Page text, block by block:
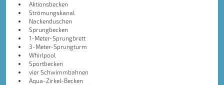
Aktionsbecken
Strömungskanal
Nackenduschen
Sprungbecken
1-Meter-Sprungbrett
3-Meter-Sprungturm
Whirlpool
Sportbecken
vier Schwimmbahnen
Aqua-Zirkel-Becken